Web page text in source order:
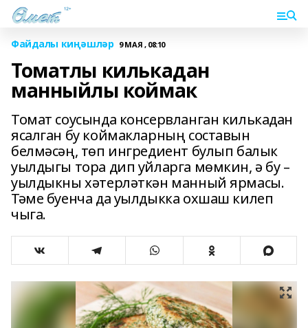
Файдалы киңәшләр 9 МАЯ , 08:10
Томатлы килькадан
манныйлы коймак
Томат соусында консервланган килькадан
ясалган бу коймакларның составын
белмәсәң, төп ингредиент булып балык
уылдыгы тора дип уйларга мөмкин, ә бу –
уылдыкны хәтерләткән манный ярмасы.
Тәме буенча да уылдыкка охшаш килеп
чыга.